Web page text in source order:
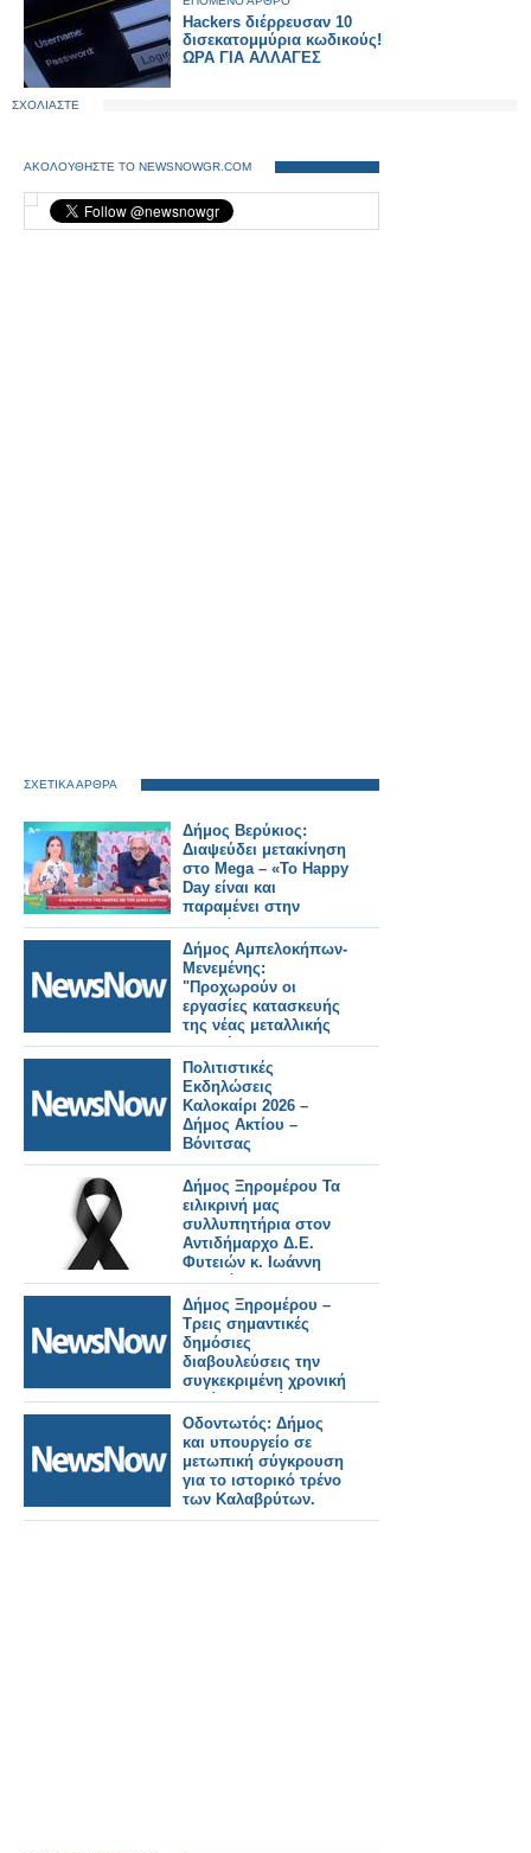
Hackers διέρρευσαν 10
δισεκατομμύρια κωδικούς!
ΩΡΑ ΓΙΑ ΑΛΛΑΓΕΣ
ΣΧΟΛΙΑΣΤΕ
ΑΚΟΛΟΥΘΗΣΤΕ ΤΟ NEWSNOWGR.COM
ΣΧΕΤΙΚΑ ΑΡΘΡΑ
Δήμος Βερύκιος:
Διαψεύδει μετακίνηση
στο Mega – «Το Happy
Day είναι και
παραμένει στην
καρδιά μου»
Δήμος Αμπελοκήπων-
Μενεμένης:
"Προχωρούν οι
εργασίες κατασκευής
της νέας μεταλλικής
πεζογέφυρας στην
οδό Καλλιθέας"
Πολιτιστικές
Εκδηλώσεις
Καλοκαίρι 2026 –
Δήμος Ακτίου –
Βόνιτσας
Δήμος Ξηρομέρου Τα
ειλικρινή μας
συλλυπητήρια στον
Αντιδήμαρχο Δ.Ε.
Φυτειών κ. Ιωάννη
Φλωρόπουλο,
Δήμος Ξηρομέρου –
Τρεις σημαντικές
δημόσιες
διαβουλεύσεις την
συγκεκριμένη χρονική
περίοδο εξελίσσονται:
Τουρισμός, ΑΠΕ και
Περιοχές Natura.
Οδοντωτός: Δήμος
και υπουργείο σε
μετωπική σύγκρουση
για το ιστορικό τρένο
των Καλαβρύτων.